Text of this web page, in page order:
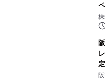
株
阪